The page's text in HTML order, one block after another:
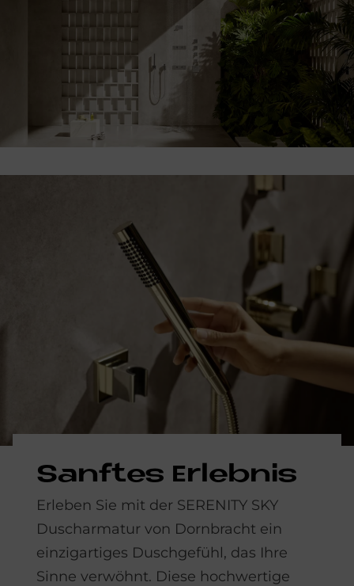
Sanf­tes Er­leb­nis
Erleben Sie mit der SERENITY SKY
Duscharmatur von Dornbracht ein
einzigartiges Duschgefühl, das Ihre
Sinne verwöhnt. Diese hochwertige